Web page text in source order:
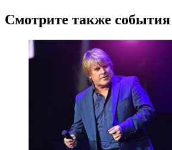
Смотрите также события